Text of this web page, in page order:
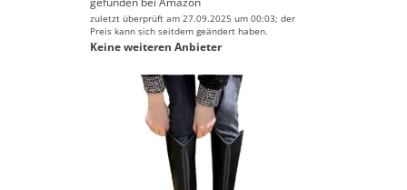
zuletzt überprüft am 27.09.2025 um 00:03; der
Preis kann sich seitdem geändert haben.
Keine weiteren Anbieter